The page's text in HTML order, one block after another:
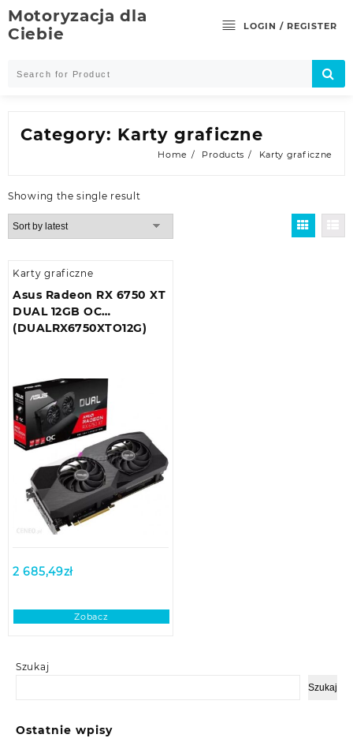
Skip
to
content
Motoryzacja dla
Ciebie
LOGIN / REGISTER
Szukaj
Szukaj
Ostatnie wpisy
Category: Karty graficzne
Home Products Karty graficzne
Showing the single result
Karty graficzne
Asus Radeon RX 6750 XT
DUAL 12GB OC
(DUALRX6750XTO12G)
2 685,49zł
Zobacz